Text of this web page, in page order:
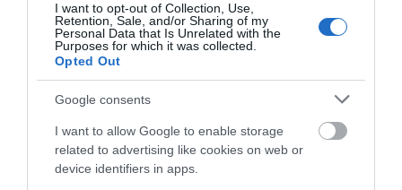
I want to opt-out of Collection, Use,
Retention, Sale, and/or Sharing of my
Personal Data that Is Unrelated with the
Purposes for which it was collected.
Opted Out
Google consents
I want to allow Google to enable storage
related to advertising like cookies on web or
device identifiers in apps.
08.08.2026 | 18:20
Αγροτικές ενισχύσεις: Ποιοι θα
λάβουν νωρίτερα τις
προκαταβολές
08.08.2026 | 18:00
Σε πελάγη ευτυχίας
αντιδήμαρχος στην Εύβοια! Έγινε
για τρίτη φορά παππούς!
Όλες οι τελευταίες ειδήσεις
ΠΕΡΙΣΣΟΤΕΡΑ ΑΠΟ ΕΙΔΗΣΕΙΣ ΕΥΒΟΙΑ